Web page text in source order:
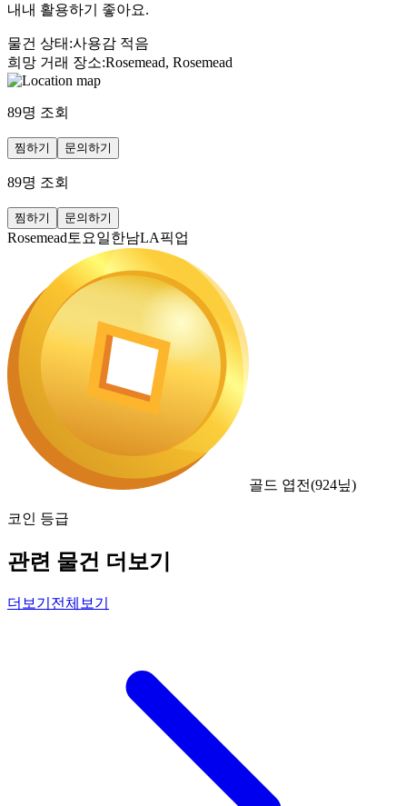
내내 활용하기 좋아요.
물건 상태 :사용감 적음
희망 거래 장소:Rosemead, Rosemead
89명 조회
찜하기 문의하기
89명 조회
찜하기 문의하기
Rosemead토요일한남LA픽업
골드 엽전(924닢)
코인 등급
관련 물건 더보기
더보기 전체보기